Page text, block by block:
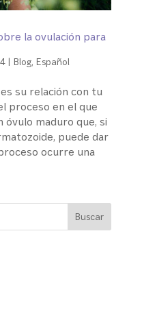
la ovulación para
| Blog, Español
su relación con tu
proceso en el que
óvulo maduro que, si
puede dar
ocurre una